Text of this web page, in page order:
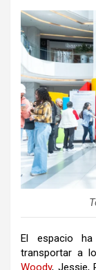
El espacio
transportar a
Woody, Jessie,